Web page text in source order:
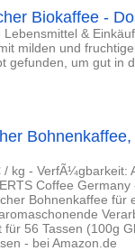
Biokaffee -
&
milden und
gefunden, um gut in
kg - VerfÃ¼gbarkeit:
Coffee
Bohnenkaffee für
für 56 Tassen (100g
- bei Amazon.de